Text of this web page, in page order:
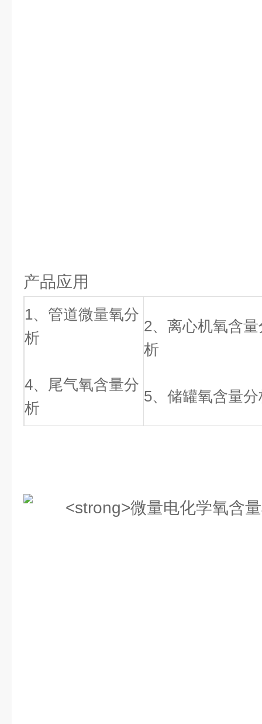
产品应用
1、管道微量氧分
析
4、尾气氧含量分
析
2、离心机氧含量
析
5、储罐氧含量分